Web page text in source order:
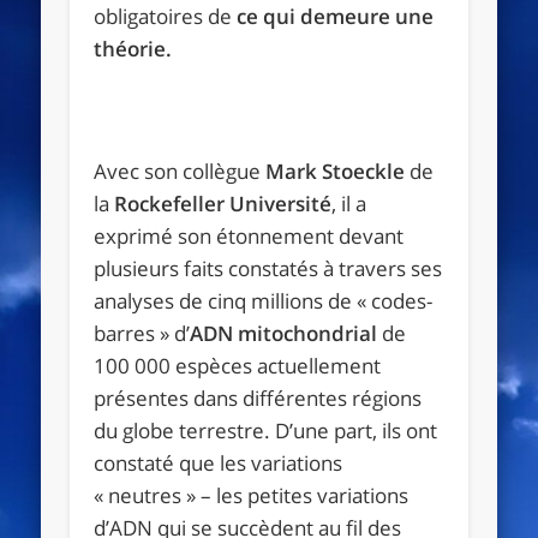
obligatoires dece qui demeure une
théorie.
Avec son collègue Mark Stoeckle de
la Rockefeller Université, il a
exprimé son étonnement devant
plusieurs faits constatés à travers ses
analyses de cinq millions de « codes-
barres » d’ADN mitochondrial de
100 000 espèces actuellement
présentes dans différentes régions
du globe terrestre. D’une part, ils ont
constaté que les variations
« neutres » – les petites variations
d’ADN qui se succèdent au fil des